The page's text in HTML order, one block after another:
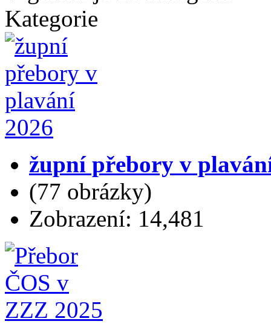
Kategorie
župní přebory v
(77 obrázky)
Zobrazení: 14,481